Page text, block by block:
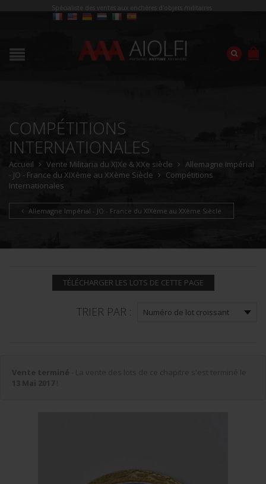
Spécialiste des ventes aux enchères d'objets militaires
COMPÉTITIONS
INTERNATIONALES
Accueil Vente Militaria du XIXe & XXe siècle
Allemagne Impérial
- JO - France du XIXème au XXème Siècle
Compétitions
Internationales
Allemagne Impérial - JO - France du XIXème au XXème Siècle
TÉLÉCHARGER LES LOTS DE CETTE PAGE
TRIER PAR :